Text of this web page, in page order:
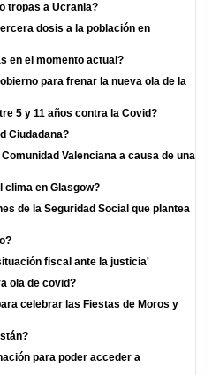
tropas a Ucrania?
dosis a la población en
en el momento actual?
para frenar la nueva ola de la
5 y 11 años contra la Covid?
Ciudadana?
Valenciana a causa de una
clima en Glasgow?
de la Seguridad Social que plantea
fiscal ante la justicia'
ola de covid?
celebrar las Fiestas de Moros y
para poder acceder a